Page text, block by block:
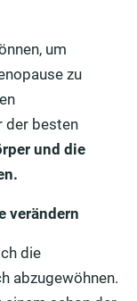
um
zu
der besten
und die
verändern
die
abzugewöhnen.